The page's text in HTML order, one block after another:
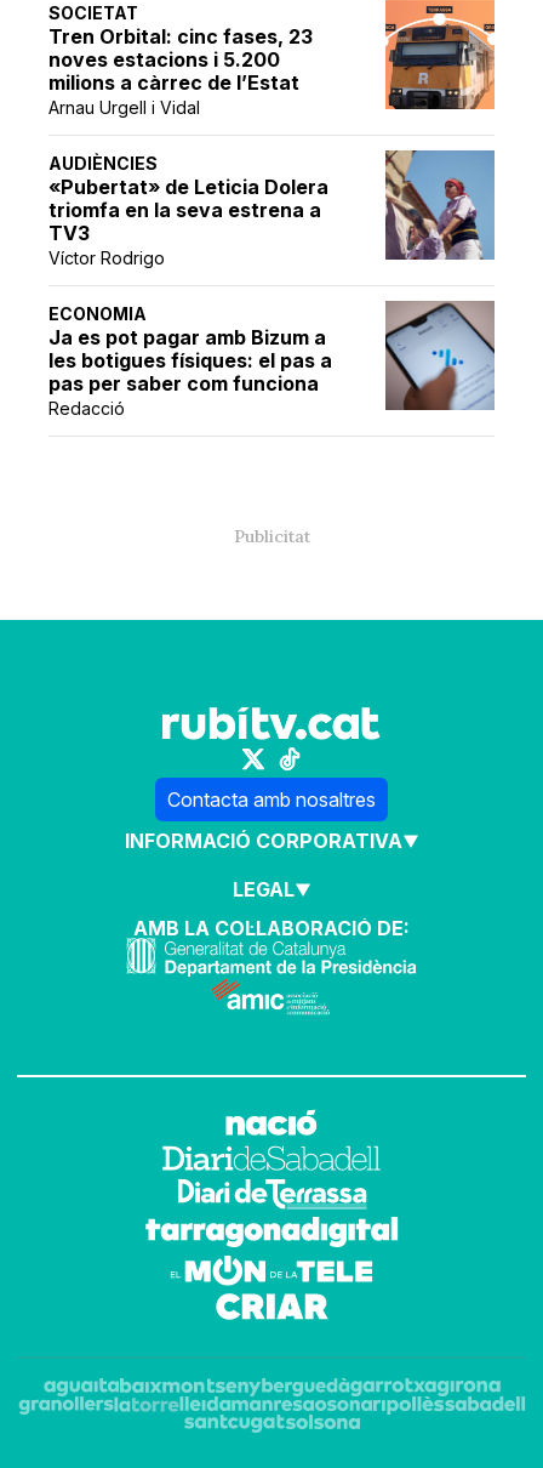
SOCIETAT
Tren Orbital: cinc fases, 23
noves estacions i 5.200
milions a càrrec de l’Estat
Arnau Urgell i Vidal
AUDIÈNCIES
«Pubertat» de Leticia Dolera
triomfa en la seva estrena a
TV3
Víctor Rodrigo
ECONOMIA
Ja es pot pagar amb Bizum a
les botigues físiques: el pas a
pas per saber com funciona
Redacció
Contacta amb nosaltres
INFORMACIÓ CORPORATIVA
LEGAL
AMB LA COL·LABORACIÓ DE: